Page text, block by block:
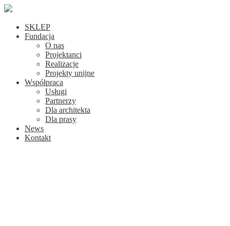
SKLEP
Fundacja
O nas
Projektanci
Realizacje
Projekty unijne
Współpraca
Usługi
Partnerzy
Dla architekta
Dla prasy
News
Kontakt